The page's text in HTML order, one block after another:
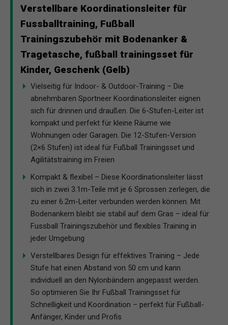
Verstellbare Koordinationsleiter für
Fussballtraining, Fußball
Trainingszubehör mit Bodenanker &
Tragetasche, fußball trainingsset für
Kinder, Geschenk (Gelb)
Vielseitig für Indoor- & Outdoor-Training – Die
abnehmbaren Sportneer Koordinationsleiter eignen
sich für drinnen und draußen. Die 6-Stufen-Leiter ist
kompakt und perfekt für kleine Räume wie
Wohnungen oder Garagen. Die 12-Stufen-Version
(2×6 Stufen) ist ideal für Fußball Trainingsset und
Agilitätstraining im Freien
Kompakt & flexibel – Diese Koordinationsleiter lässt
sich in zwei 3.1m-Teile mit je 6 Sprossen zerlegen, die
zu einer 6.2m-Leiter verbunden werden können. Mit
Bodenankern bleibt sie stabil auf dem Gras – ideal für
Fussball Trainingszubehör und flexibles Training in
jeder Umgebung
Verstellbares Design für effektives Training – Jede
Stufe hat einen Abstand von 50 cm und kann
individuell an den Nylonbändern angepasst werden.
So optimieren Sie Ihr Fußball Trainingsset für
Schnelligkeit und Koordination – perfekt für Fußball-
Anfänger, Kinder und Profis